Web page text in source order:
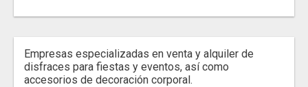
Empresas especializadas en venta y alquiler de
disfraces para fiestas y eventos, así como
accesorios de decoración corporal.